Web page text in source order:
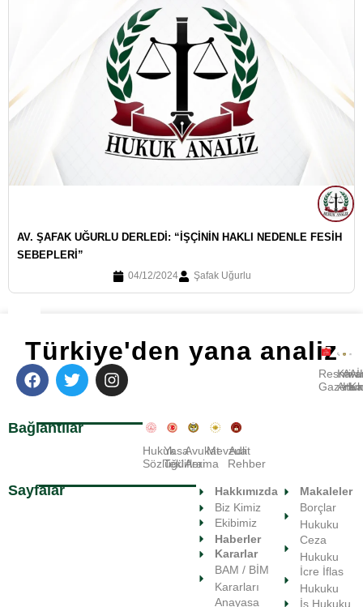
AV. ŞAFAK UĞURLU DERLEDI: “İŞÇININ HAKLI NEDENLE FESIH
SEBEPLERI”
04/12/2024 Şafak Uğurlu
Türkiye'den yana analiz
Bağlantılar
Hukuk
Sözlüğü
Yasa
Teklifleri
Avukat
Arama
Mevzuat
Adli
Rehber
Resmi
Gazete
Sayfalar
Hakkımızda
Biz Kimiz
Ekibimiz
Haberler
Kararlar
BAM / BİM
Kararları
Anayasa
Makaleler
Borçlar
Hukuku
Ceza
Hukuku
İcre İflas
Hukuku
İş Hukuku